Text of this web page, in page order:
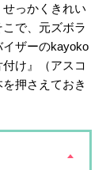
っかくきれい
で、元ズボラ
ザーのkayoko
け』（アスコ
押さえておき